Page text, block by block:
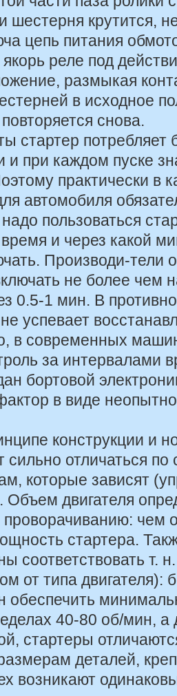
шестерня крутится,
цепь питания
реле под
размыкая
в исходное
снова.
стартер потребляет
и при каждом пуске
практически в
автомобиля
пользоваться
и через какой
Производи-тели
не более чем
0.5-1 мин. В
успевает
в современных
за интервалами
бортовой
в виде
конструкции и
сильно отличаться
которые зависят
Объем двигателя
проворачиванию:
стартера.
соответствовать т.
от типа
обеспечить
40-80 об/мин,
стартеры
деталей,
возникают